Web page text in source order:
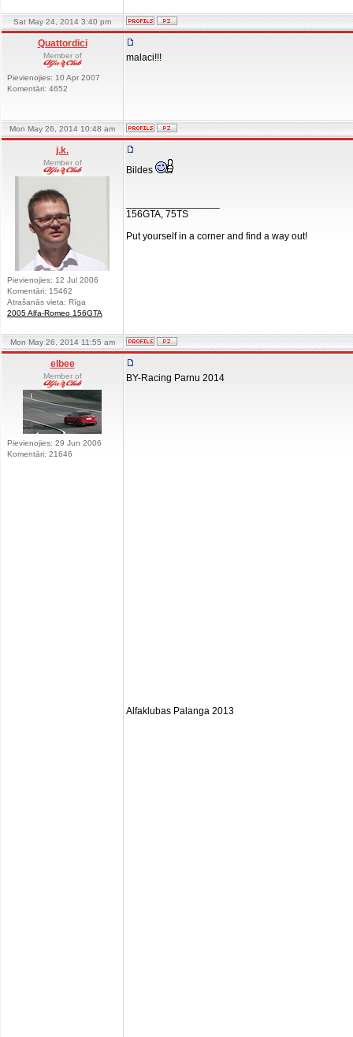
Sat May 24, 2014 3:40 pm
Quattordici
Member of
Pievienojies: 10 Apr 2007
Komentāri: 4652
malaci!!!
Mon May 26, 2014 10:48 am
j.k.
Member of
Pievienojies: 12 Jul 2006
Komentāri: 15462
Atrašanās vieta: Rīga
2005 Alfa-Romeo 156GTA
Bildes
156GTA, 75TS
Put yourself in a corner and find a way out!
Mon May 26, 2014 11:55 am
elbee
Member of
Pievienojies: 29 Jun 2006
Komentāri: 21646
BY-Racing Parnu 2014
Alfaklubas Palanga 2013